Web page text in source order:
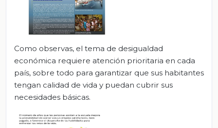
Como observas, el tema de desigualdad
económica requiere atención prioritaria en cada
país, sobre todo para garantizar que sus habitantes
tengan calidad de vida y puedan cubrir sus
necesidades básicas.